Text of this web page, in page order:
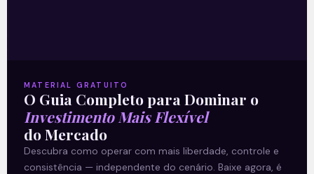
E EU COM ISSO
MATERIAL GRATUITO
O Guia Completo para Dominar o
Investimento Mais Flexível
do Mercado
Descubra como operar com mais liberdade, controle e
consistência — independente do cenário. Baixe agora, é